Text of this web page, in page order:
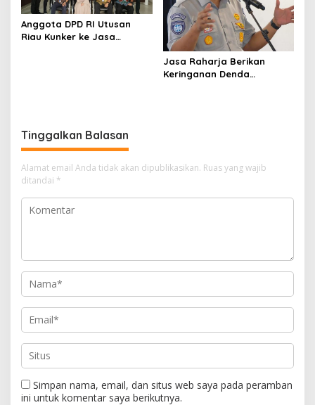
Anggota DPD RI Utusan
Riau Kunker ke Jasa
Jasa Raharja Berikan
Keringanan Denda
Tinggalkan Balasan
Alamat email Anda tidak akan dipublikasikan. Ruas yang wajib
ditandai *
Simpan nama, email, dan situs web saya pada peramban
ini untuk komentar saya berikutnya.